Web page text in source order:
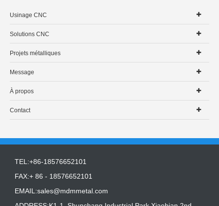
Usinage CNC
Solutions CNC
Projets métalliques
Message
À propos
Contact
TEL:+86-18576652101
FAX:+ 86 - 18576652101
EMAIL:sales@mdmmetal.com